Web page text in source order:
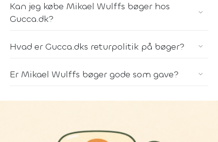
Kan jeg købe Mikael Wulffs bøger hos
Gucca.dk?
Hvad er Gucca.dks returpolitik på bøger?
Er Mikael Wulffs bøger gode som gave?